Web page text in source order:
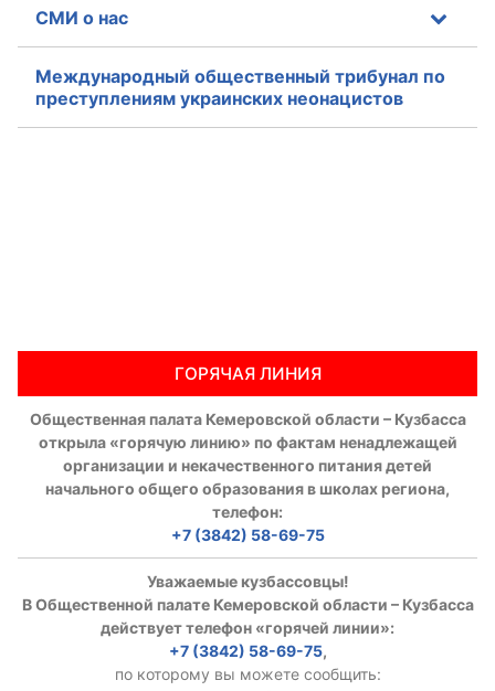
СМИ о нас
Международный общественный трибунал по
преступлениям украинских неонацистов
ГОРЯЧАЯ ЛИНИЯ
Общественная палата Кемеровской области – Кузбасса
открыла «горячую линию» по фактам ненадлежащей
организации и некачественного питания детей
начального общего образования в школах региона,
телефон:
+7 (3842) 58-69-75
Уважаемые кузбассовцы!
В Общественной палате Кемеровской области – Кузбасса
действует телефон «горячей линии»:
+7 (3842) 58-69-75,
по которому вы можете сообщить: